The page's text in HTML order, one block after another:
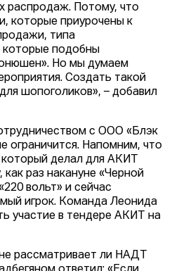
распродаж. Потому, что
которые приурочены к
типа
которые подобны
Но мы думаем
Создать такой
шопоголиков», – добавил
с ООО «Блэк
ограничится. Напомним, что
который делал для АКИТ
раз накануне «Черной
вольт» и сейчас
игрок. Команда Леонида
участие в тендере АКИТ на
рассматривает ли НАДТ